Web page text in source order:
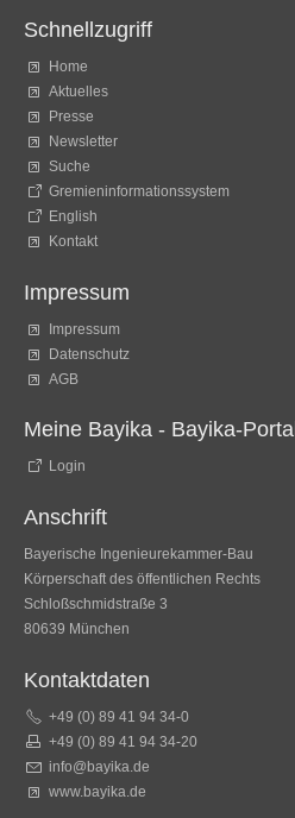
Schnellzugriff
Home
Aktuelles
Presse
Newsletter
Suche
Gremieninformationssystem
English
Kontakt
Impressum
Impressum
Datenschutz
AGB
Meine Bayika - Bayika-Portal
Login
Anschrift
Bayerische Ingenieurekammer-Bau
Körperschaft des öffentlichen Rechts
Schloßschmidstraße 3
80639 München
Kontaktdaten
+49 (0) 89 41 94 34-0
+49 (0) 89 41 94 34-20
info@bayika.de
www.bayika.de